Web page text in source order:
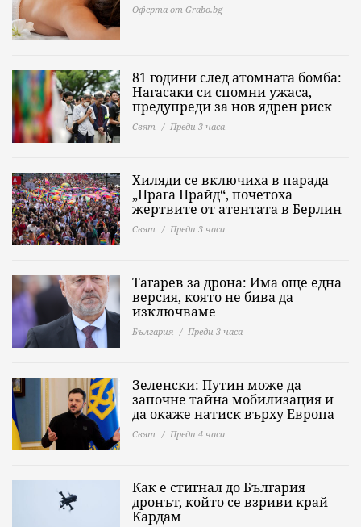
Оферта от Grabo.bg
81 години след атомната бомба:
Нагасаки си спомни ужаса,
предупреди за нов ядрен риск
Свят Преди 3 часа
Хиляди се включиха в парада
„Прага Прайд“, почетоха
жертвите от атентата в Берлин
Свят Преди 3 часа
Тагарев за дрона: Има още една
версия, която не бива да
изключваме
България Преди 3 часа
Зеленски: Путин може да
започне тайна мобилизация и
да окаже натиск върху Европа
Свят Преди 4 часа
Как е стигнал до България
дронът, който се взриви край
Кардам